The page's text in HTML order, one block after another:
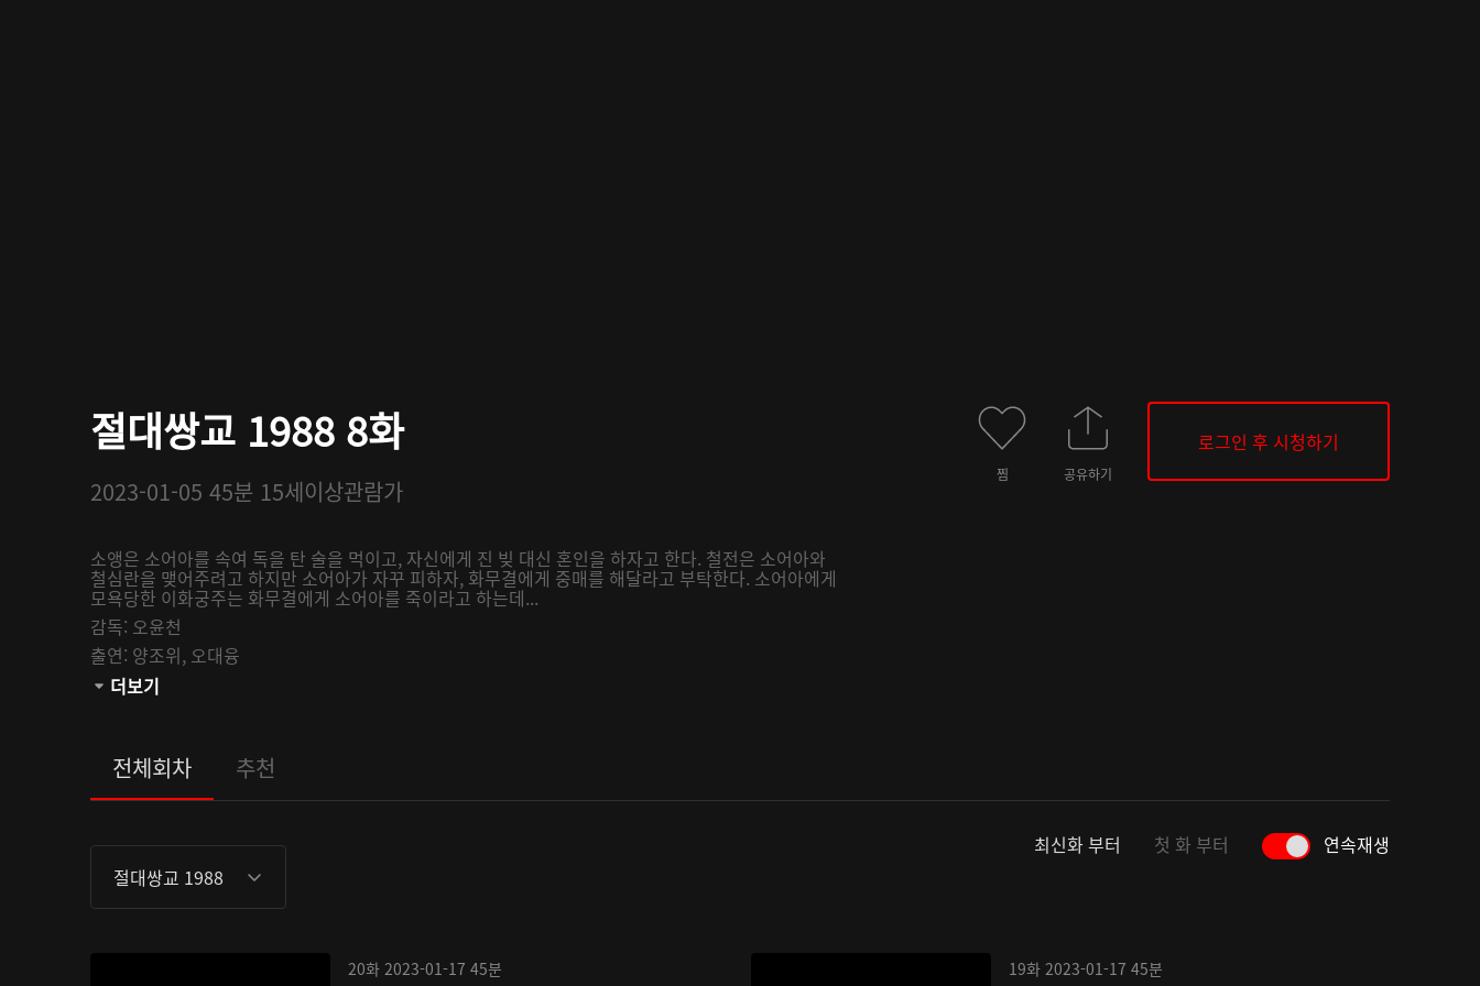
절대쌍교 1988 8화
2023-01-05 45분 15세이상관람가
소앵은 소어아를 속여 독을 탄 술을 먹이고, 자신에게 진 빚 대신 혼인을 하자고 한다. 철전은 소어아와
철심란을 맺어주려고 하지만 소어아가 자꾸 피하자, 화무결에게 중매를 해달라고 부탁한다. 소어아에게
모욕당한 이화궁주는 화무결에게 소어아를 죽이라고 하는데...
감독: 오윤천
출연: 양조위, 오대융
관람등급:
더보기
찜 공유하기
로그인 후 시청하기
전체회차 추천
절대쌍교 1988
최신화 부터 첫 화 부터 연속재생
20화 2023-01-17 45분 19화 2023-01-17 45분